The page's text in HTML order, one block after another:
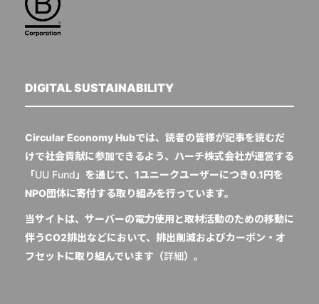
DIGITAL SUSTAINABILITY
Circular Economy Hubでは、読者の皆様が記事を読むだ
けで社会貢献に参加できるよう、ハーチ株式会社が運営する
「UU Fund 」を通じて、1ユニークユーザーにつき0.1円を
NPO団体に寄付する取り組みを行っています。
当サイトは、サーバーの電力使用と取材活動のための移動に
伴うCO2排出などにおいて、排出削減およびカーボン・オ
フセットに取り組んでいます（詳細）。